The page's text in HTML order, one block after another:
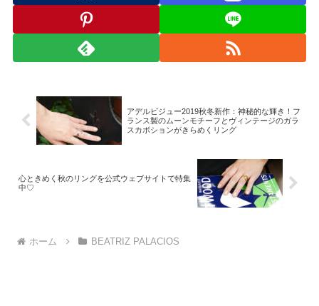
アデルビジュー2019秋冬新作：神秘的な輝き！フ
ランス製のムーンモチーフとヴィンテージのガラ
スカボションがきらめくリング
心ときめく秋のリングを公式ウェブサイトで特集
中♡
ホーム BEATRIZ PALACIOS